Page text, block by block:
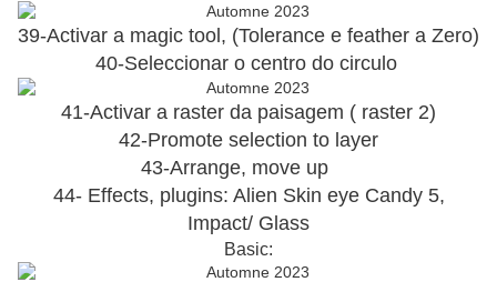
39-Activar a magic tool, (Tolerance e feather a Zero)
40-Seleccionar o centro do circulo
41-Activar a raster da paisagem ( raster 2)
42-Promote selection to layer
43-Arrange, move up
44- Effects, plugins: Alien Skin eye Candy 5,
Impact/ Glass
Basic: